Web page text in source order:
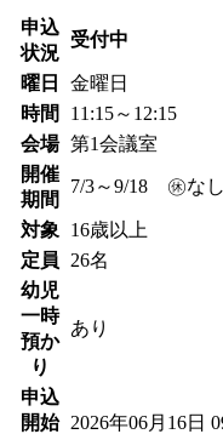
申込
状況
受付中
曜日
金曜日
時間
11:15～12:15
会場 第1会議室
開催
期間
7/3～9/18 ㊡なし
対象
16歳以上
定員
26名
幼児
一時
預か
り
あり
申込
開始
2026年06月16日